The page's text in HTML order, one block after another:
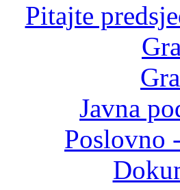
Pitajte
Javna
Poslovno